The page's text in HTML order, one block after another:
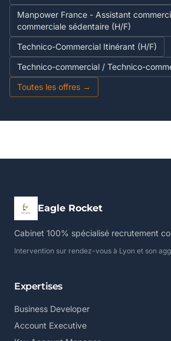
Manpower France - Assistant
commerciale sédentaire (H/F)
Technico-Commercial Itinérant (H/F)
Technico-commercial / Technico-
Toutes les offres →
Eagle Rocket
Cabinet 100% spécialisé recrutement
Intervention sur rendez-vous à Lyon et son
Expertises
Business Developer
Account Executive